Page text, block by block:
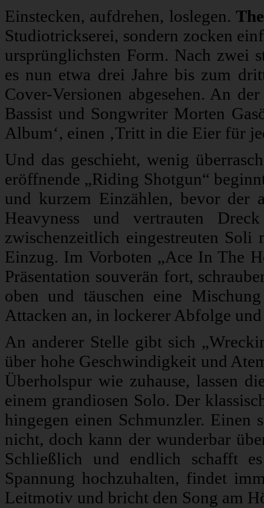
Einstecken, aufdrehen, loslegen.
Studiotrickserei, sondern zocken
ursprünglichsten Form. Nach zwei
es nun etwa drei Jahre bis zum
Cover-Versionen abgesehen. An
Bassist und Songwriter Morten
Album‘, einen ‚Tritt in die Eier für
Und das geschieht, wenig
eröffnende „Riding Shotgun“
und kurzem Einzählen, bevor der
Heavyness und vertrauten
zwischenzeitlich eingestreuten Soli
Einzug. Im Vorboten „Ace In The
Präsentation souverän fort,
oben und täuschen eine
Attacken an, in lockerer Abfolge
An anderer Stelle gibt sich
über hohe Geschwindigkeit und
Überholspur wie zuhause, lassen
einem grandiosen Solo. Der
hingegen einen Schmunzler. Einen
nicht, doch kann der wunderbar
Schließlich und endlich schafft
Spannung hochzuhalten, findet
Leitmotiv und bricht den Song am